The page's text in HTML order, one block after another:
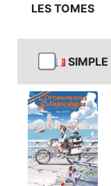
LES TOMES
SIMPLE